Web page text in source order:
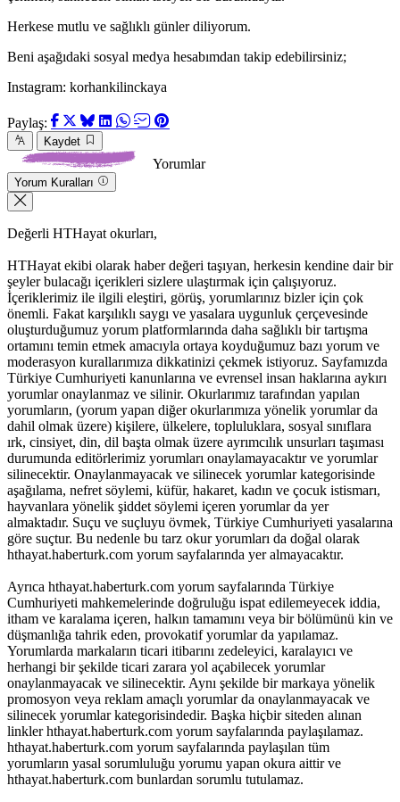
Herkese mutlu ve sağlıklı günler diliyorum.
Beni aşağıdaki sosyal medya hesabımdan takip edebilirsiniz;
Instagram: korhankilinckaya
Paylaş:
Kaydet
Yorumlar
Yorum Kuralları
Değerli HTHayat okurları,
HTHayat ekibi olarak haber değeri taşıyan, herkesin kendine dair bir
şeyler bulacağı içerikleri sizlere ulaştırmak için çalışıyoruz.
İçeriklerimiz ile ilgili eleştiri, görüş, yorumlarınız bizler için çok
önemli. Fakat karşılıklı saygı ve yasalara uygunluk çerçevesinde
oluşturduğumuz yorum platformlarında daha sağlıklı bir tartışma
ortamını temin etmek amacıyla ortaya koyduğumuz bazı yorum ve
moderasyon kurallarımıza dikkatinizi çekmek istiyoruz. Sayfamızda
Türkiye Cumhuriyeti kanunlarına ve evrensel insan haklarına aykırı
yorumlar onaylanmaz ve silinir. Okurlarımız tarafından yapılan
yorumların, (yorum yapan diğer okurlarımıza yönelik yorumlar da
dahil olmak üzere) kişilere, ülkelere, topluluklara, sosyal sınıflara
ırk, cinsiyet, din, dil başta olmak üzere ayrımcılık unsurları taşıması
durumunda editörlerimiz yorumları onaylamayacaktır ve yorumlar
silinecektir. Onaylanmayacak ve silinecek yorumlar kategorisinde
aşağılama, nefret söylemi, küfür, hakaret, kadın ve çocuk istismarı,
hayvanlara yönelik şiddet söylemi içeren yorumlar da yer
almaktadır. Suçu ve suçluyu övmek, Türkiye Cumhuriyeti yasalarına
göre suçtur. Bu nedenle bu tarz okur yorumları da doğal olarak
hthayat.haberturk.com yorum sayfalarında yer almayacaktır.
Ayrıca hthayat.haberturk.com yorum sayfalarında Türkiye
Cumhuriyeti mahkemelerinde doğruluğu ispat edilemeyecek iddia,
itham ve karalama içeren, halkın tamamını veya bir bölümünü kin ve
düşmanlığa tahrik eden, provokatif yorumlar da yapılamaz.
Yorumlarda markaların ticari itibarını zedeleyici, karalayıcı ve
herhangi bir şekilde ticari zarara yol açabilecek yorumlar
onaylanmayacak ve silinecektir. Aynı şekilde bir markaya yönelik
promosyon veya reklam amaçlı yorumlar da onaylanmayacak ve
silinecek yorumlar kategorisindedir. Başka hiçbir siteden alınan
linkler hthayat.haberturk.com yorum sayfalarında paylaşılamaz.
hthayat.haberturk.com yorum sayfalarında paylaşılan tüm
yorumların yasal sorumluluğu yorumu yapan okura aittir ve
hthayat.haberturk.com bunlardan sorumlu tutulamaz.